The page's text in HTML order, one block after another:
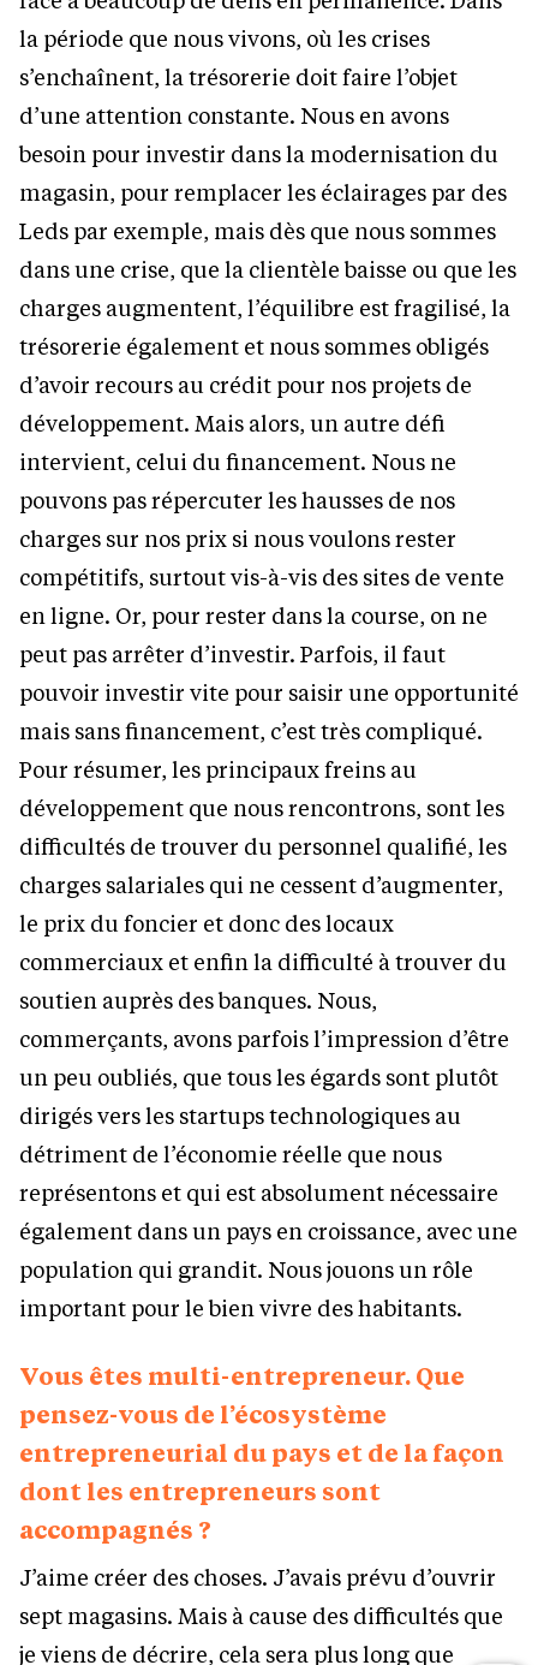
la période que nous vivons, où les crises
s’enchaînent, la trésorerie doit faire l’objet
d’une attention constante. Nous en avons
besoin pour investir dans la modernisation du
magasin, pour remplacer les éclairages par des
Leds par exemple, mais dès que nous sommes
dans une crise, que la clientèle baisse ou que les
charges augmentent, l’équilibre est fragilisé, la
trésorerie également et nous sommes obligés
d’avoir recours au crédit pour nos projets de
développement. Mais alors, un autre défi
intervient, celui du financement. Nous ne
pouvons pas répercuter les hausses de nos
charges sur nos prix si nous voulons rester
compétitifs, surtout vis-à-vis des sites de vente
en ligne. Or, pour rester dans la course, on ne
peut pas arrêter d’investir. Parfois, il faut
pouvoir investir vite pour saisir une opportunité
mais sans financement, c’est très compliqué.
Pour résumer, les principaux freins au
développement que nous rencontrons, sont les
difficultés de trouver du personnel qualifié, les
charges salariales qui ne cessent d’augmenter,
le prix du foncier et donc des locaux
commerciaux et enfin la difficulté à trouver du
soutien auprès des banques. Nous,
commerçants, avons parfois l’impression d’être
un peu oubliés, que tous les égards sont plutôt
dirigés vers les startups technologiques au
détriment de l’économie réelle que nous
représentons et qui est absolument nécessaire
également dans un pays en croissance, avec une
population qui grandit. Nous jouons un rôle
important pour le bien vivre des habitants.
Vous êtes multi-entrepreneur. Que
pensez-vous de l’écosystème
entrepreneurial du pays et de la façon
dont les entrepreneurs sont
accompagnés ?
J’aime créer des choses. J’avais prévu d’ouvrir
sept magasins. Mais à cause des difficultés que
je viens de décrire, cela sera plus long que